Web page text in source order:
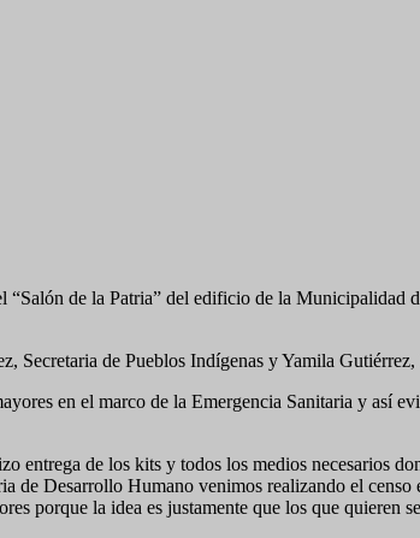
de la Patria” del edificio de la Municipalidad
Secretaria de Pueblos Indígenas y Yamila
en el marco de la Emergencia Sanitaria y así
entrega de los kits y todos los medios necesarios
de Desarrollo Humano venimos realizando el
porque la idea es justamente que los que quieren